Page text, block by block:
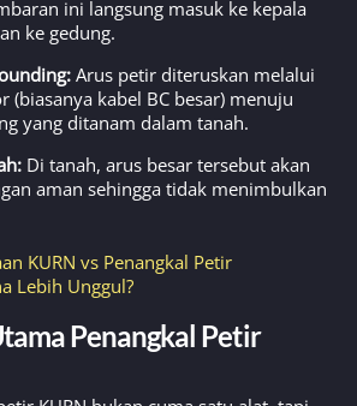
ini langsung masuk ke kepala
ke gedung.
Arus petir diteruskan melalui
(biasanya kabel BC besar) menuju
yang ditanam dalam tanah.
Di tanah, arus besar tersebut akan
aman sehingga tidak menimbulkan
KURN vs Penangkal Petir
Lebih Unggul?
Penangkal Petir